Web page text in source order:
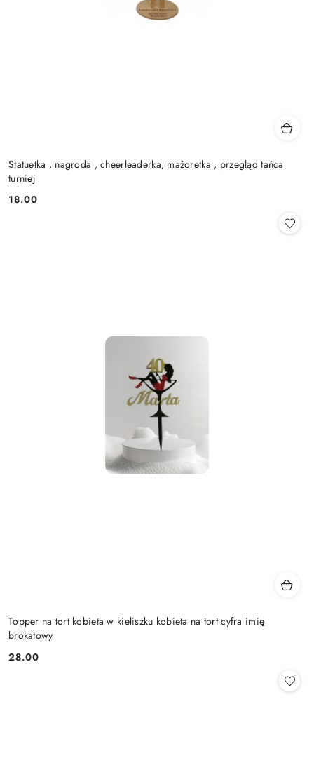
Statuetka , nagroda , cheerleaderka, mażoretka , przegląd tańca
turniej
Cena:
18.00
Topper na tort kobieta w kieliszku kobieta na tort cyfra imię
brokatowy
Cena:
28.00